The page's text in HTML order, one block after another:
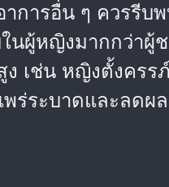
การอื่น ๆ ควรรี
นผู้หญิงมากกว่า
เช่น หญิงตั้งคร
พร่ระบาดและลด